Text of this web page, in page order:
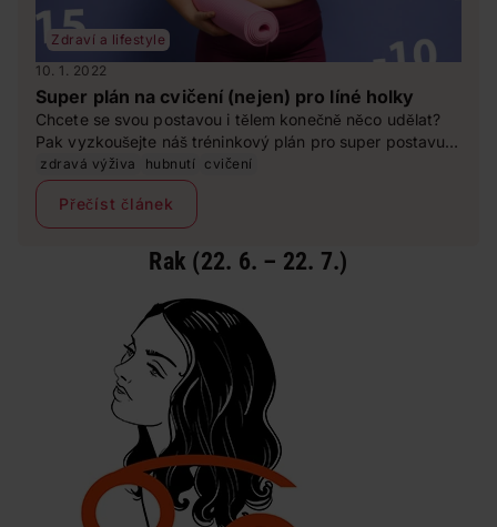
Zdraví a lifestyle
10. 1. 2022
Super plán na cvičení (nejen) pro líné holky
Chcete se svou postavou i tělem konečně něco udělat?
Pak vyzkoušejte náš tréninkový plán pro super postavu s
naprosto jednoduchými, ale efektivními cviky i pro
začátečníky na všechny problematické partie podle
trenérky Petry Munduchové.
zdravá výživa hubnutí cvičení
Přečíst článek
Rak (22. 6. – 22. 7.)